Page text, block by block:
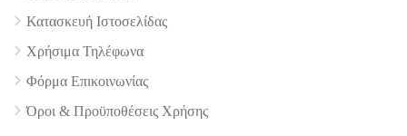
Κατασκευή Ιστοσελίδας
Χρήσιμα Τηλέφωνα
Φόρμα Επικοινωνίας
Όροι & Προϋποθέσεις Xρήσης